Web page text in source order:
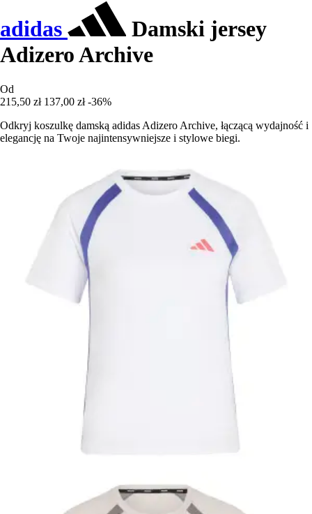
adidas
Damski jersey
Adizero Archive
Od
215,50 zł 137,00 zł -36%
Odkryj koszulkę damską adidas Adizero Archive, łączącą wydajność i
elegancję na Twoje najintensywniejsze i stylowe biegi.